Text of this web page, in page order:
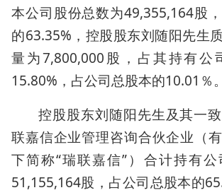
本公司股份总数为49,355,164股
的63.35%，控股股东刘随阳先生
量为7,800,000股，占其持有公
15.80%，占公司总股本的10.01％。
控股股东刘随阳先生及其一
联嘉信企业管理咨询合伙企业（
下简称“瑞联嘉信”）合计持有
51,155,164股，占公司总股本的